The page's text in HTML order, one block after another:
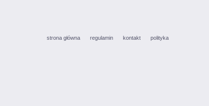
strona główna regulamin kontakt polityka